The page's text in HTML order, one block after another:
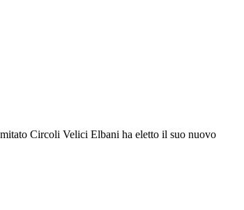
Circoli Velici Elbani ha eletto il suo nuovo